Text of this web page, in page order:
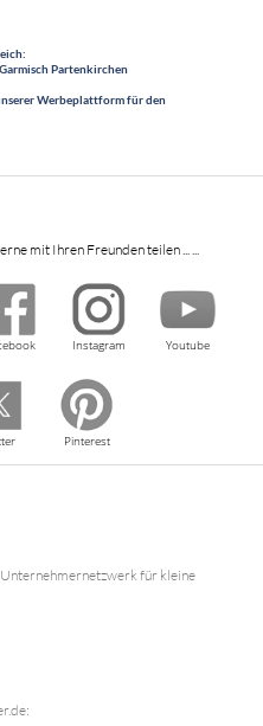
Partenkirchen
Werbeplattform für den
mit Ihren Freunden teilen ... ...
Instagram Youtube
Pinterest
für kleine